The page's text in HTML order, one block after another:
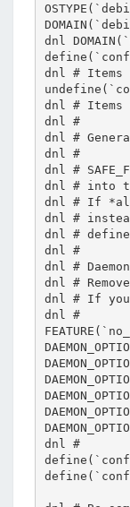
dnl
dnl # Items
dnl # Items
dnl #
dnl #
dnl #
dnl #
dnl # into
dnl # If
dnl #
dnl #
dnl #
dnl #
dnl #
dnl # If you
dnl #
dnl #